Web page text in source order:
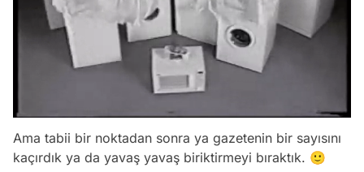
Ama tabii bir noktadan sonra ya gazetenin bir sayısını
kaçırdık ya da yavaş yavaş biriktirmeyi bıraktık. 🙂